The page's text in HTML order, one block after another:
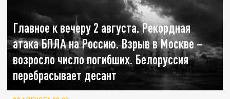
Главное к вечеру 2 августа. Рекордная
атака БПЛА на Россию. Взрыв в Москве –
возросло число погибших. Белоруссия
перебрасывает десант